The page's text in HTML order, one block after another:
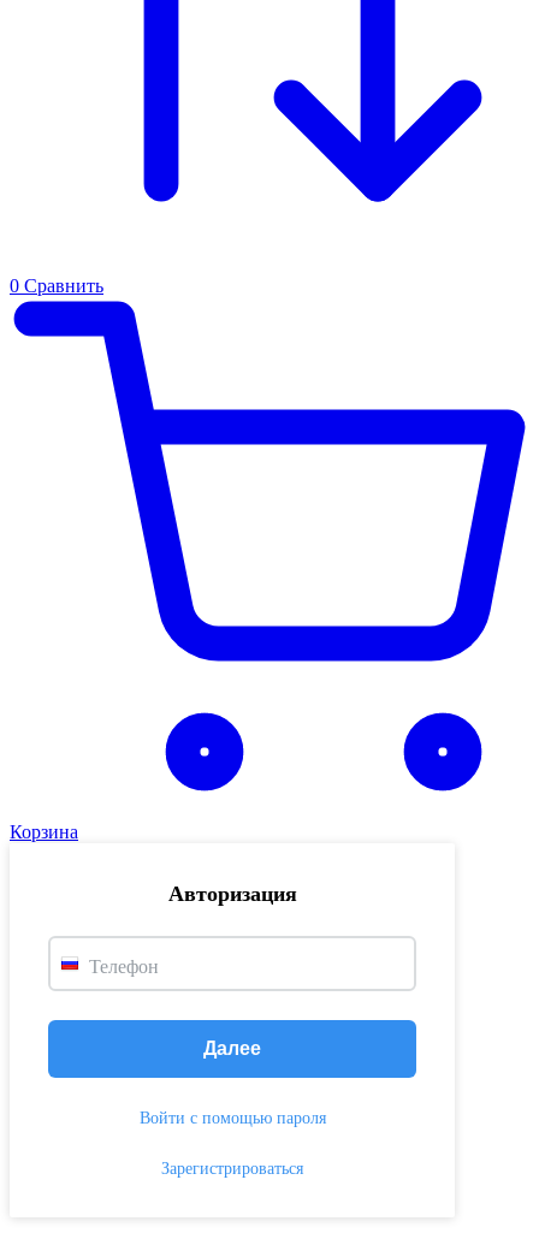
0 Сравнить
Корзина
Авторизация
Телефон
Далее
Войти с помощью пароля
Зарегистрироваться